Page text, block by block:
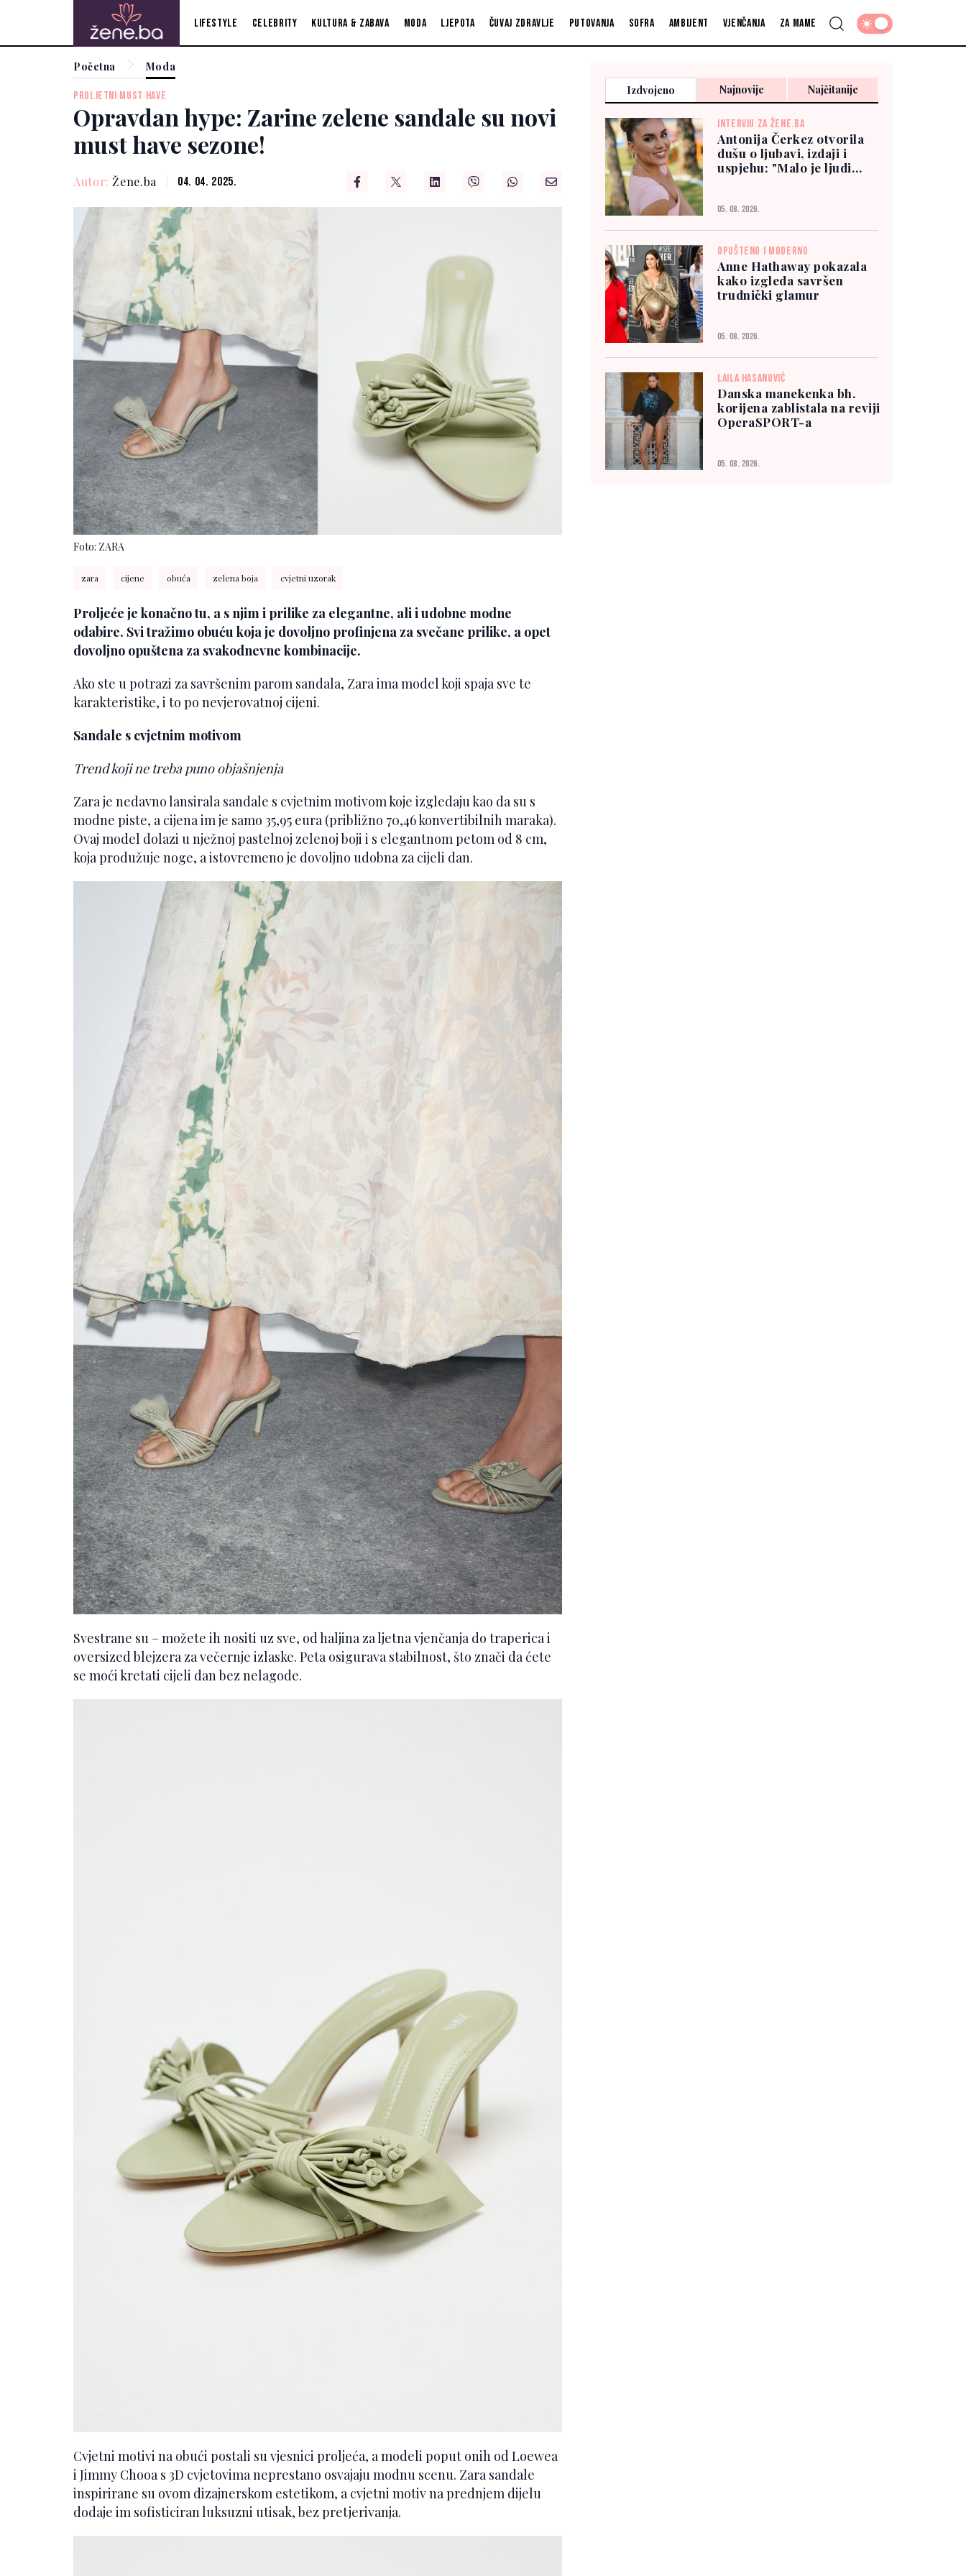
Lifestyle Celebrity Kultura & zabava Moda Ljepota Čuvaj zdravlje Putovanja Sofra Ambijent Vjenčanja Za mame
Početna Moda
PROLJETNI MUST HAVE
Opravdan hype: Zarine zelene sandale su novi
must have sezone!
Autor: Žene.ba 04. 04. 2025.
Foto: ZARA
zara cijene obuća zelena boja cvjetni uzorak
Proljeće je konačno tu, a s njim i prilike za elegantne, ali i udobne modne
odabire. Svi tražimo obuću koja je dovoljno profinjena za svečane prilike, a opet
dovoljno opuštena za svakodnevne kombinacije.
Ako ste u potrazi za savršenim parom sandala, Zara ima model koji spaja sve te
karakteristike, i to po nevjerovatnoj cijeni.
Sandale s cvjetnim motivom
Trend koji ne treba puno objašnjenja
Zara je nedavno lansirala sandale s cvjetnim motivom koje izgledaju kao da su s
modne piste, a cijena im je samo 35,95 eura (približno 70,46 konvertibilnih maraka).
Ovaj model dolazi u nježnoj pastelnoj zelenoj boji i s elegantnom petom od 8 cm,
koja produžuje noge, a istovremeno je dovoljno udobna za cijeli dan.
Svestrane su – možete ih nositi uz sve, od haljina za ljetna vjenčanja do traperica i
oversized blejzera za večernje izlaske. Peta osigurava stabilnost, što znači da ćete
se moći kretati cijeli dan bez nelagode.
Cvjetni motivi na obući postali su vjesnici proljeća, a modeli poput onih od Loewea
i Jimmy Chooa s 3D cvjetovima neprestano osvajaju modnu scenu. Zara sandale
inspirirane su ovom dizajnerskom estetikom, a cvjetni motiv na prednjem dijelu
dodaje im sofisticiran luksuzni utisak, bez pretjerivanja.
Izdvojeno Najnovije Najčitanije
INTERVJU ZA ŽENE.BA
Antonija Čerkez otvorila
dušu o ljubavi, izdaji i
uspjehu: "Malo je ljudi
05. 08. 2026.
OPUŠTENO I MODERNO
Anne Hathaway pokazala
kako izgleda savršen
trudnički glamur
05. 08. 2026.
LAILA HASANOVIĆ
Danska manekenka bh.
korijena zablistala na reviji
OperaSPORT-a
05. 08. 2026.